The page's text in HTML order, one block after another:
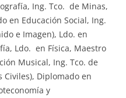
Ing. Tco. de Minas,
en Educación Social, Ing.
e Imagen), Ldo. en
Ldo. en Física, Maestro
Musical, Ing. Tco. de
Civiles), Diplomado en
y